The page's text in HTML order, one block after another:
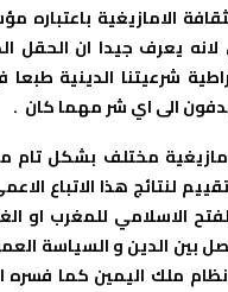
الامازيغية باعتباره
لانه يعرف جيدا ان
شرعيتنا الدينية
الى اي شر مهما كان .
مختلف بشكل تام
لنتائج هذا الاتباع
الاسلامي للمغرب او
بين الدين و السياسة